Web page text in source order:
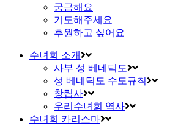
궁금해요
기도해주세요
후원하고 싶어요
수녀회 소개
사부 성 베네딕도
성 베네딕도 수도규칙
창립사
우리수녀회 역사
수녀회 카리스마